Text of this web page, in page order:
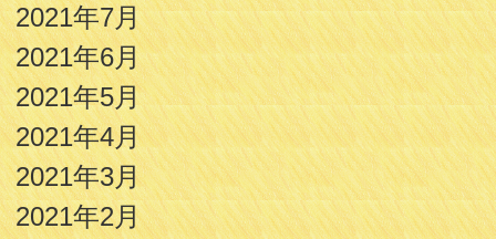
2021年7月
2021年6月
2021年5月
2021年4月
2021年3月
2021年2月